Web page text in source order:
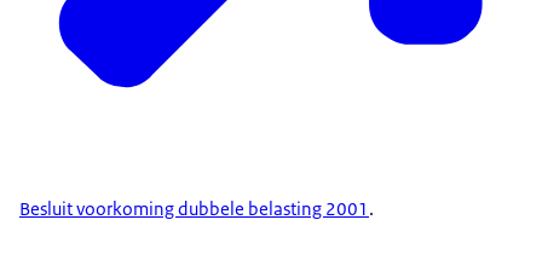
Besluit voorkoming dubbele belasting 2001 .